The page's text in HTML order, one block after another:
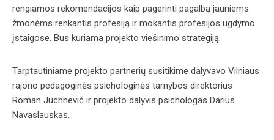
rengiamos rekomendacijos kaip pagerinti pagalbą jauniems
žmonėms renkantis profesiją ir mokantis profesijos ugdymo
įstaigose. Bus kuriama projekto viešinimo strategiją.
Tarptautiniame projekto partnerių susitikime dalyvavo Vilniaus
rajono pedagoginės psichologinės tarnybos direktorius
Roman Juchnevič ir projekto dalyvis psichologas Darius
Navaslauskas.